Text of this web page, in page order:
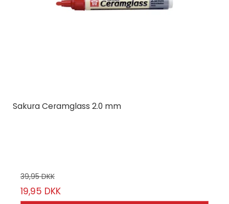
Sakura Ceramglass 2.0 mm
39,95 DKK
19,95 DKK